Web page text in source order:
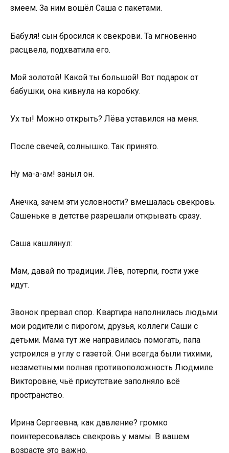
змеем. За ним вошёл Саша с пакетами.
Бабуля! сын бросился к свекрови. Та мгновенно
расцвела, подхватила его.
Мой золотой! Какой ты большой! Вот подарок от
бабушки, она кивнула на коробку.
Ух ты! Можно открыть? Лёва уставился на меня.
После свечей, солнышко. Так принято.
Ну ма-а-ам! заныл он.
Анечка, зачем эти условности? вмешалась свекровь.
Сашеньке в детстве разрешали открывать сразу.
Саша кашлянул:
Мам, давай по традиции. Лёв, потерпи, гости уже
идут.
Звонок прервал спор. Квартира наполнилась людьми:
мои родители с пирогом, друзья, коллеги Саши с
детьми. Мама тут же направилась помогать, папа
устроился в углу с газетой. Они всегда были тихими,
незаметными полная противоположность Людмиле
Викторовне, чьё присутствие заполняло всё
пространство.
Ирина Сергеевна, как давление? громко
поинтересовалась свекровь у мамы. В вашем
возрасте это важно.